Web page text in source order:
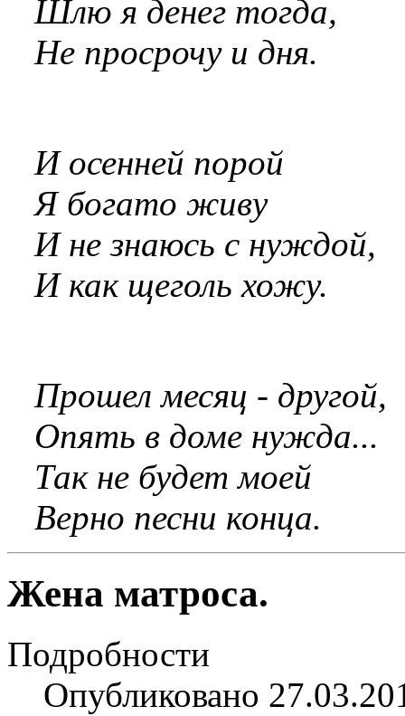
Шлю я денег тогда,
Не просрочу и дня.
И осенней порой
Я богато живу
И не знаюсь с нуждой,
И как щеголь хожу.
Прошел месяц - другой,
Опять в доме нужда...
Так не будет моей
Верно песни конца.
Жена матроса.
Подробности
Опубликовано